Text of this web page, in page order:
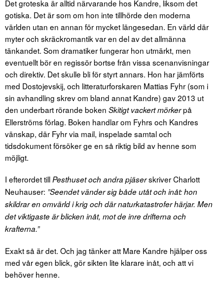
Det groteska är alltid närvarande hos Kandre, liksom det
gotiska. Det är som om hon inte tillhörde den moderna
världen utan en annan för mycket längesedan. En värld där
myter och skräckromantik var en del av det allmänna
tänkandet. Som dramatiker fungerar hon utmärkt, men
eventuellt bör en regissör bortse från vissa scenanvisningar
och direktiv. Det skulle bli för styrt annars. Hon har jämförts
med Dostojevskij, och litteraturforskaren Mattias Fyhr (som i
sin avhandling skrev om bland annat Kandre) gav 2013 ut
den underbart rörande boken Skitigt vackert mörkerpå
Ellerströms förlag. Boken handlar om Fyhrs och Kandres
vänskap, där Fyhr via mail, inspelade samtal och
tidsdokument försöker ge en så riktig bild av henne som
möjligt.
I efterordet tillPesthuset och andra pjäserskriver Charlott
Neuhauser: ”Seendet vänder sig både utåt och inåt: hon
skildrar en omvärld i krig och där naturkatastrofer härjar. Men
det viktigaste är blicken inåt, mot de inre drifterna och
krafterna.”
Exakt så är det. Och jag tänker att Mare Kandre hjälper oss
med vår egen blick, gör sikten lite klarare inåt, och att vi
behöver henne.